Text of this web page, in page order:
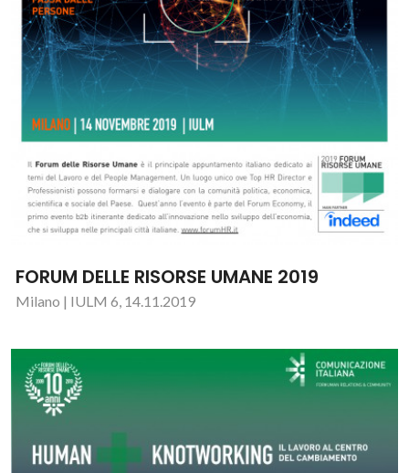
FORUM DELLE RISORSE UMANE 2019
Milano | IULM 6, 14.11.2019